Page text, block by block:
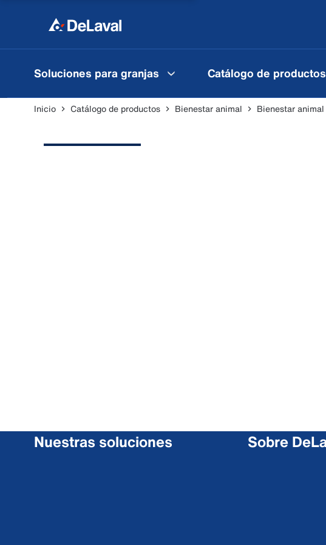
Soluciones para granjas Catálogo de productos
Inicio Catálogo de productos Bienestar animal Bienestar
Nuestras soluciones Sobre